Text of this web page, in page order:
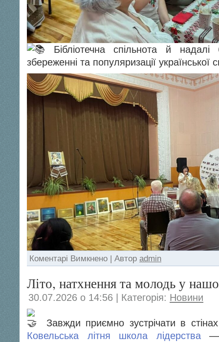
Бібліотечна спільнота й
збереженні та популяризації української
Коментарі Вимкнено до
«На
до
| Автор admin
Літо, натхнення та молодь у
30.07.2026 о 14:56 | Категорія: Новини
Завжди приємно зустрічати в стінах
Ковельська літня школа лідерства—